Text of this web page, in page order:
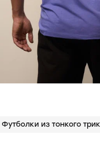
Футболки из тонкого